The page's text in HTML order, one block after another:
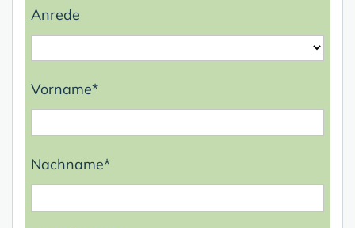
Anrede
Vorname*
Nachname*